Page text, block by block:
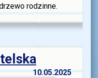
rodzinne.
10.05.2025